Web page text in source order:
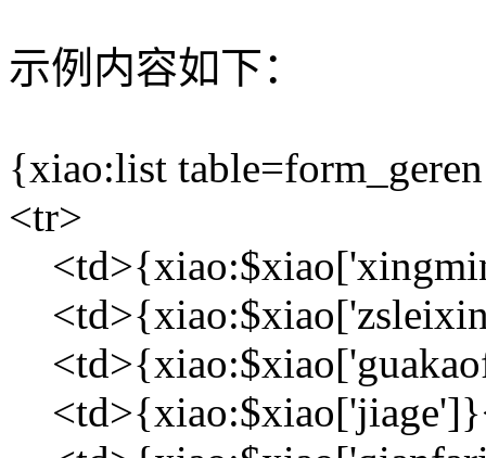
示例内容如下：
{xiao:list
<tr>